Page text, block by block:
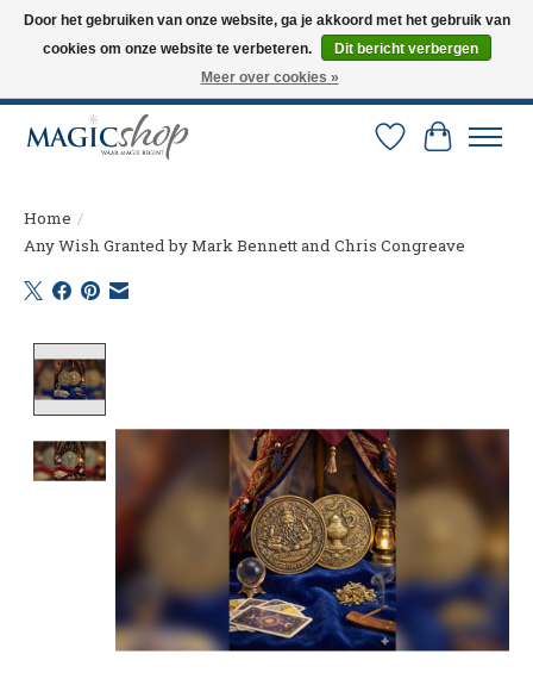
Altijd de nieuwste trucs op voorraad. Snelle verzending via PostNL en DHL.
Langskomen in onze winkel? Bel of mail om een afspraak te maken. 0251-
Verlanglijst
Home /
Any Wish Granted by Mark Bennett and Chris Congreave
Door het gebruiken van onze website, ga je akkoord met het gebruik van
cookies om onze website te verbeteren.
Dit bericht verbergen
Meer over cookies »